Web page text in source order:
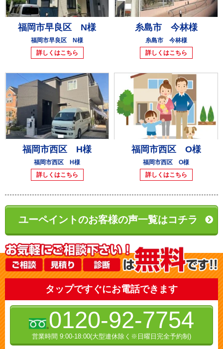
福岡市早良区 N様
福岡市早良区 N様
詳しくはこちら
糸島市 今林様
糸島市 今林様
詳しくはこちら
福岡市西区 H様
福岡市西区 H様
詳しくはこちら
福岡市西区 O様
福岡市西区 O様
詳しくはこちら
ユーペイントのお客様の声一覧はコチラ
タップですぐにお電話できます
0120-92-7754
営業時間 9:00-18:00(大型連休除く※日曜日完全予約制)